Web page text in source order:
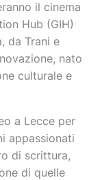
il cinema
Hub (GIH)
da Trani e
nato
culturale e
a Lecce per
appassionati
di scrittura,
di quelle